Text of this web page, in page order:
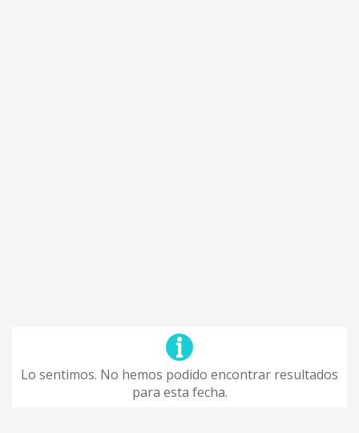
Lo sentimos. No hemos podido encontrar resultados
para esta fecha.